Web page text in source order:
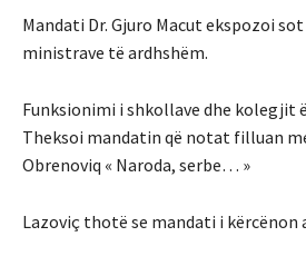
Mandati Dr. Gjuro Macut ekspozoi
ministrave të ardhshëm.
Funksionimi i shkollave dhe kolegjit
Theksoi mandatin që notat filluan
Obrenoviq « Naroda, serbe… »
Lazoviç thotë se mandati i kërcënon